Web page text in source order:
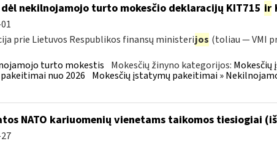
nekilnojamojo turto mokesčio deklaracijų KIT715 ir
prie Lietuvos Respublikos finansų ministerijos (toliau — VMI
turto mokestis Mokesčių žinyno kategorijos:
nuo 2026 Mokesčių įstatymų pakeitimai »
NATO kariuomenių vienetams taikomos tiesiogiai